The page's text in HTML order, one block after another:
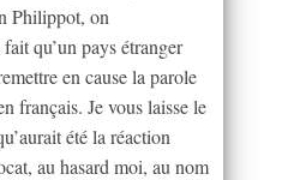
Philippot, on
qu’un pays étranger
en cause la parole
français. Je vous laisse le
été la réaction
au hasard moi, au nom